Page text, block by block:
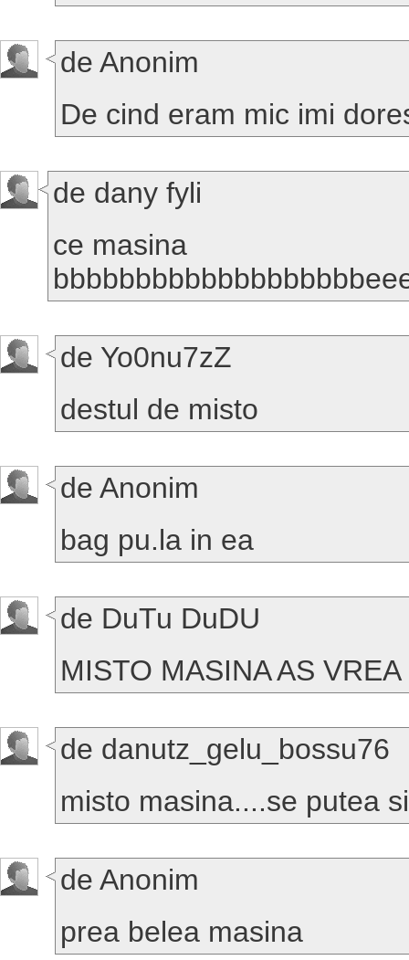
de Anonim
De cind eram mic imi
de dany fyli
ce masina
de Yo0nu7zZ
destul de misto
de Anonim
bag pu.la in ea
de DuTu DuDU
MISTO MASINA AS
de danutz_gelu_bossu76
misto masina....se putea
de Anonim
prea belea masina